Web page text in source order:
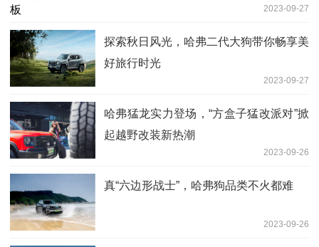
2023-09-27
探索秋日风光，哈弗二代大狗带你畅享美
好旅行时光
2023-09-27
哈弗猛龙实力登场，“方盒子猛改派对”掀
起越野改装新热潮
2023-09-26
真“六边形战士”，哈弗狗品类不火都难
2023-09-26